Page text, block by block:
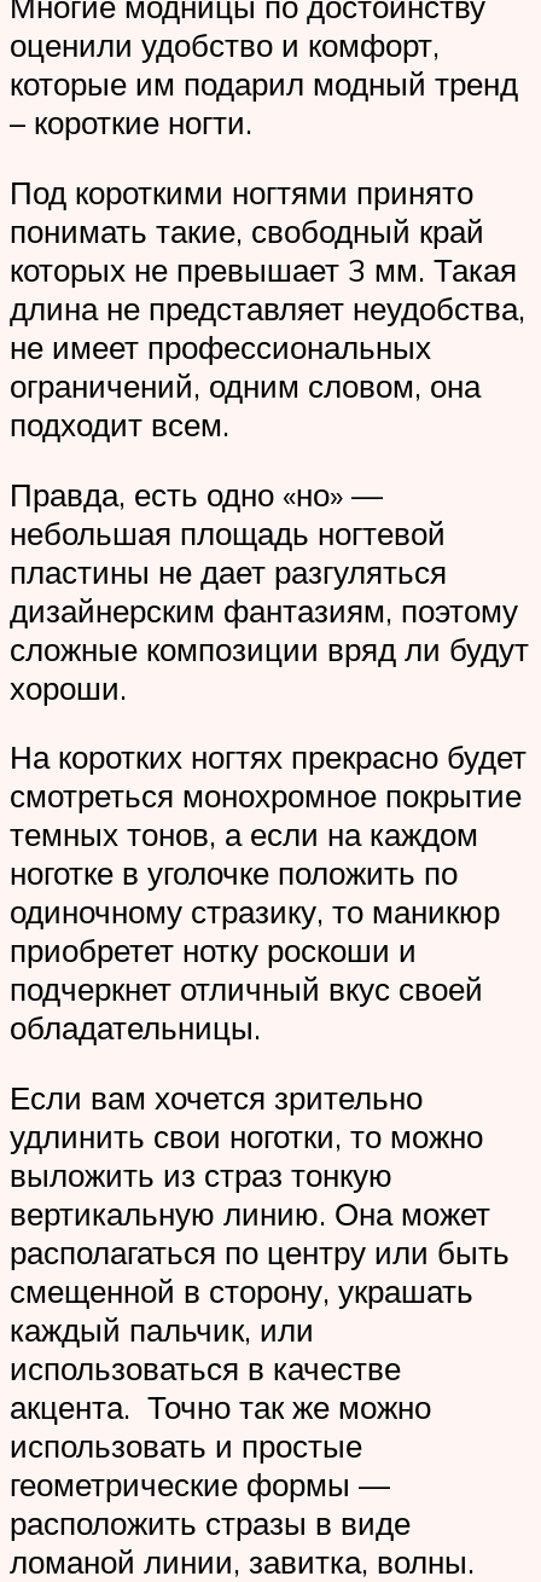
оценили удобство и комфорт,
которые им подарил модный тренд
– короткие ногти.
Под короткими ногтями принято
понимать такие, свободный край
которых не превышает 3 мм. Такая
длина не представляет неудобства,
не имеет профессиональных
ограничений, одним словом, она
подходит всем.
Правда, есть одно «но» —
небольшая площадь ногтевой
пластины не дает разгуляться
дизайнерским фантазиям, поэтому
сложные композиции вряд ли будут
хороши.
На коротких ногтях прекрасно будет
смотреться монохромное покрытие
темных тонов, а если на каждом
ноготке в уголочке положить по
одиночному стразику, то маникюр
приобретет нотку роскоши и
подчеркнет отличный вкус своей
обладательницы.
Если вам хочется зрительно
удлинить свои ноготки, то можно
выложить из страз тонкую
вертикальную линию. Она может
располагаться по центру или быть
смещенной в сторону, украшать
каждый пальчик, или
использоваться в качестве
акцента. Точно так же можно
использовать и простые
геометрические формы —
расположить стразы в виде
ломаной линии, завитка, волны.